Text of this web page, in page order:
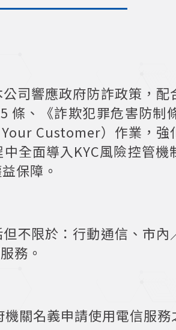
司響應政府防詐政策，
、《詐欺犯罪危害防制
Customer）作業，強
全面導入KYC風險控管
保障。
不限於：行動通信、市
務。
關名義申請使用電信服務